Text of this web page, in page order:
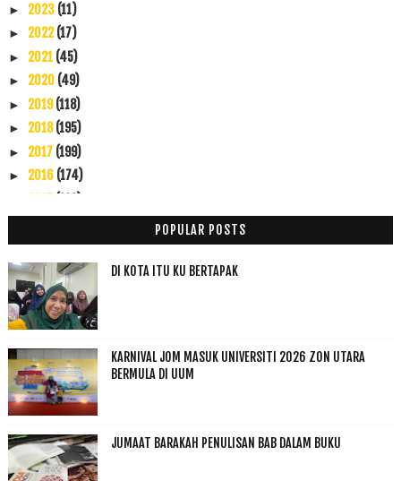
► 2023 (11)
► 2022(17)
► 2021 (45)
► 2020 (49)
► 2019(118)
► 2018(195)
► 2017 (199)
► 2016 (174)
►2013(53)
▼2012 (100)
►Disember
►November(7)
►September (15)
▼Ogos(5)
Salam Merdeka Raya
Aidilfitri Ku
Scan for Baby
POPULAR POSTS
DI KOTA ITU KU BERTAPAK
KARNIVAL JOM MASUK UNIVERSITI 2026 ZON UTARA
BERMULA DI UUM
JUMAAT BARAKAH PENULISAN BAB DALAM BUKU